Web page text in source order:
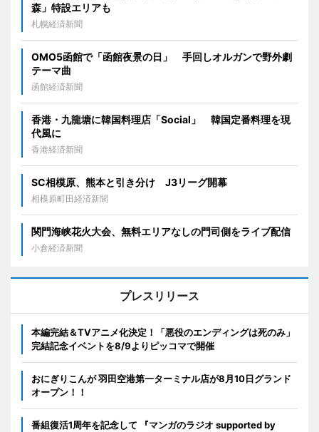
森」特設エリアも
札幌経済新聞
OMO5函館で「函館夜景の日」 手回しオルガンで野外劇
テーマ曲
函館経済新聞
香港・九龍塘に韓国料理店「Social」 韓国定番料理を現
代風に
香港経済新聞
SC相模原、熊本と引き分け J3リーグ開幕
相模原町田経済新聞
関門海峡花火大会、無料エリアなしの門司側をライブ配信
小倉経済新聞
プレスリリース
本編完結＆TVアニメ化決定！「悪役のエンディングは死のみ」
完結記念イベントを8/9よりピッコマで開催
おにぎりこんが 羽田空港第一ターミナル店が8月10日グランド
オープン！！
番組復活1周年を記念して 『マンガのラジオ supported by